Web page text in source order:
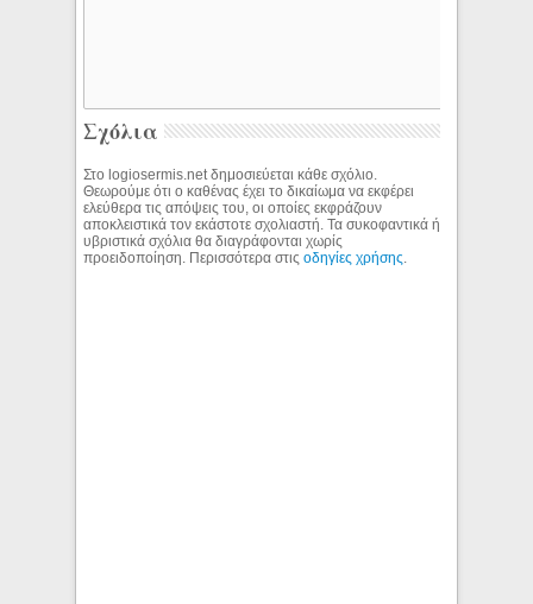
Σχόλια
Στο logiosermis.net δημοσιεύεται κάθε σχόλιο.
Θεωρούμε ότι ο καθένας έχει το δικαίωμα να εκφέρει
ελεύθερα τις απόψεις του, οι οποίες εκφράζουν
αποκλειστικά τον εκάστοτε σχολιαστή. Τα συκοφαντικά ή
υβριστικά σχόλια θα διαγράφονται χωρίς
προειδοποίηση. Περισσότερα στιςοδηγίες χρήσης.